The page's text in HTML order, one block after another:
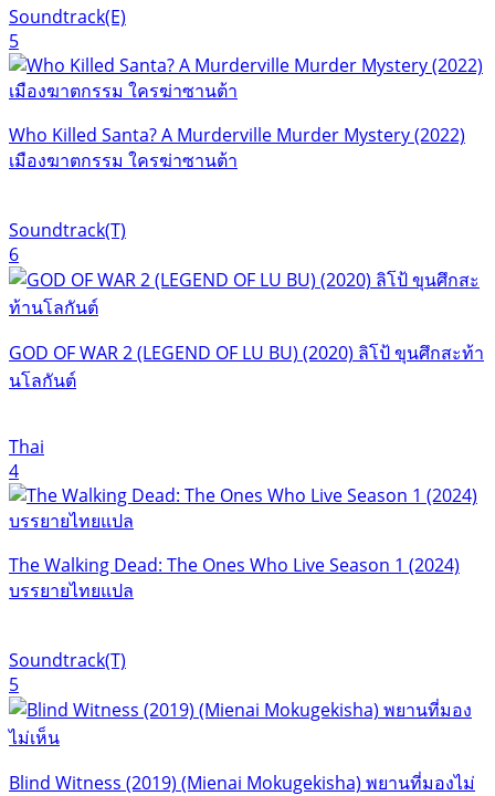
Soundtrack(E)
5
Who Killed Santa? A Murderville Murder Mystery (2022)
เมืองฆาตกรรม ใครฆ่าซานต้า
Soundtrack(T)
6
GOD OF WAR 2 (LEGEND OF LU BU) (2020) ลิโป้ ขุนศึกสะท้า
นโลกันต์
Thai
4
The Walking Dead: The Ones Who Live Season 1 (2024)
บรรยายไทยแปล
Soundtrack(T)
5
Blind Witness (2019) (Mienai Mokugekisha) พยานที่มองไม่